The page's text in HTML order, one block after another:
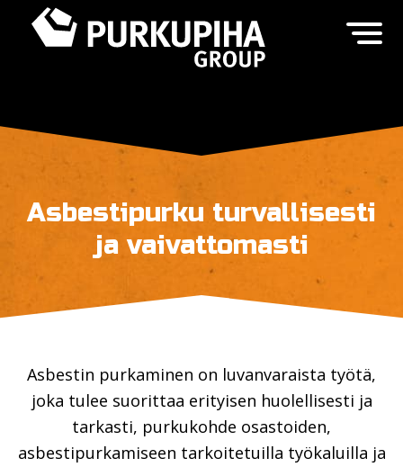
Asbestipurku turvallisesti
ja vaivattomasti
Asbestin purkaminen on luvanvaraista työtä,
joka tulee suorittaa erityisen huolellisesti ja
tarkasti, purkukohde osastoiden,
asbestipurkamiseen tarkoitetuilla työkaluilla ja